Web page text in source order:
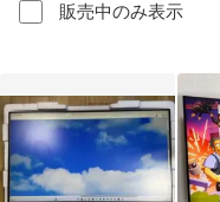
販売中のみ表示